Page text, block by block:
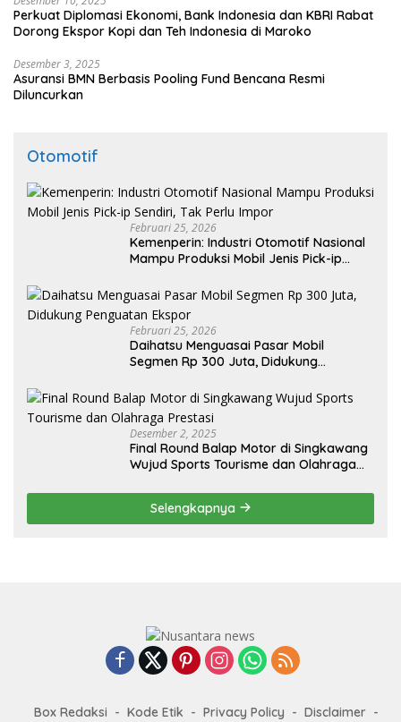
Perkuat Diplomasi Ekonomi, Bank Indonesia dan KBRI Rabat
Dorong Ekspor Kopi dan Teh Indonesia di Maroko
Desember 3, 2025
Asuransi BMN Berbasis Pooling Fund Bencana Resmi
Diluncurkan
Otomotif
Februari 25, 2026
Kemenperin: Industri Otomotif Nasional
Mampu Produksi Mobil Jenis Pick-ip
Februari 25, 2026
Daihatsu Menguasai Pasar Mobil
Segmen Rp 300 Juta, Didukung
Desember 2, 2025
Final Round Balap Motor di Singkawang
Wujud Sports Tourisme dan Olahraga
Selengkapnya
Box Redaksi Kode Etik Privacy Policy
Disclaimer